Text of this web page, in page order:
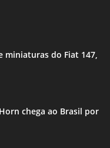
miniaturas do Fiat 147,
chega ao Brasil por